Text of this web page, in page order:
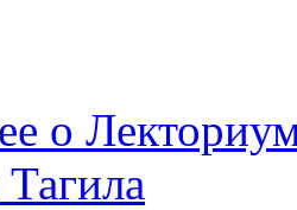
о